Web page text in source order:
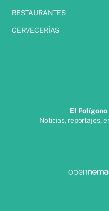
RESTAURANTES
CERVECERÍAS
El
Noticias, reportajes,